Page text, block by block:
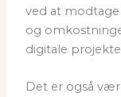
ved at
og
digitale
Det er også